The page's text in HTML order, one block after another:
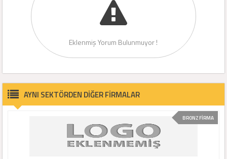
Eklenmiş Yorum Bulunmuyor !
AYNI SEKTÖRDEN DİĞER FİRMALAR
BRONZ FİRMA